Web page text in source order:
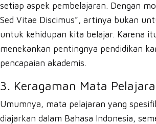
setiap aspek pembelajaran. Dengan
Sed Vitae Discimus”, artinya bukan
untuk kehidupan kita belajar. Karena
menekankan pentingnya pendidikan
pencapaian akademis.
3. Keragaman Mata
Umumnya, mata pelajaran yang
diajarkan dalam Bahasa Indonesia,